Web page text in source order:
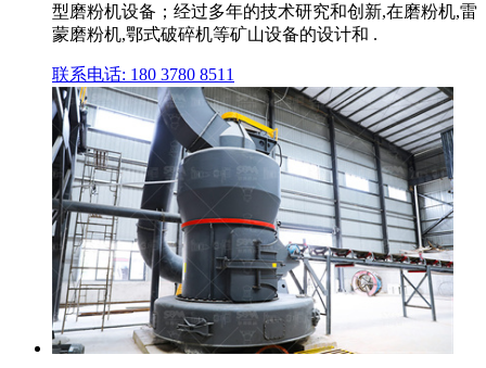
型磨粉机设备；经过多年的技术研究和创新,在磨粉机,雷
蒙磨粉机,鄂式破碎机等矿山设备的设计和 .
联系电话: 180 3780 8511